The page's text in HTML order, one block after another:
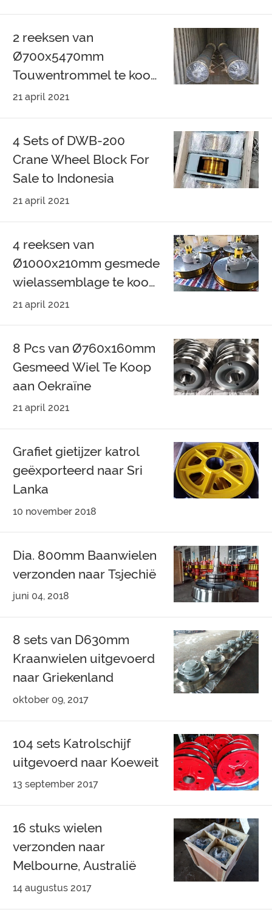
2 reeksen van
Ø700x5470mm
Touwentrommel te koop
aan Singapore
21 april 2021
4 Sets of DWB-200
Crane Wheel Block For
Sale to Indonesia
21 april 2021
4 reeksen van
Ø1000x210mm gesmede
wielassemblage te koop
aan Polen
21 april 2021
8 Pcs van Ø760x160mm
Gesmeed Wiel Te Koop
aan Oekraïne
21 april 2021
Grafiet gietijzer katrol
geëxporteerd naar Sri
Lanka
10 november 2018
Dia. 800mm Baanwielen
verzonden naar Tsjechië
juni 04, 2018
8 sets van D630mm
Kraanwielen uitgevoerd
naar Griekenland
oktober 09, 2017
104 sets Katrolschijf
uitgevoerd naar Koeweit
13 september 2017
16 stuks wielen
verzonden naar
Melbourne, Australië
14 augustus 2017